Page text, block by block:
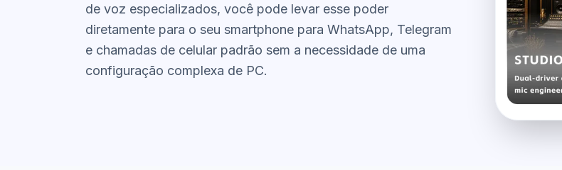
de voz especializados, você pode levar esse poder
diretamente para o seu smartphone para WhatsApp, Telegram
e chamadas de celular padrão sem a necessidade de uma
configuração complexa de PC.